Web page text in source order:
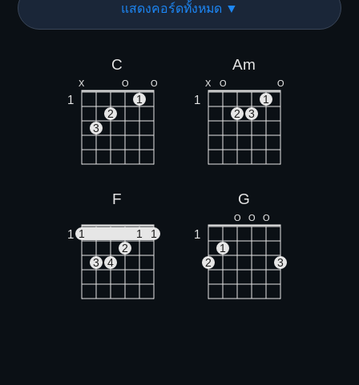
แสดงคอร์ดทั้งหมด ▼
C
X O O
1
1
2
3
Am
X O O
1
1
2
3
F
1 1 1
1
2
3
4
G
O O O
1
1
2
3